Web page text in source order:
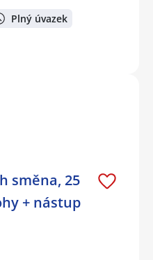
Plný úvazek
směna, 25
+ nástup